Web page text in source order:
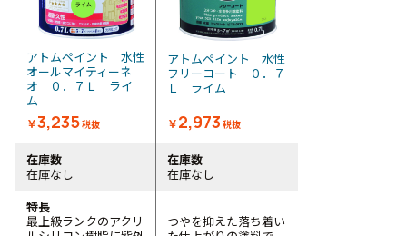
アトムペイント 水性
オールマイティーネ
オ ０．７Ｌ ライ
ム
￥3,235税抜
アトムペイント 水性
フリーコート ０．７
Ｌ ライム
￥2,973 税抜
在庫数
在庫なし
在庫数
在庫なし
特長
最上級ランクのアクリ
つやを抑えた落ち着い